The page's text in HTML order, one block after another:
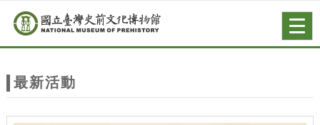
站
主
跳到主要內容
網站導覽
最新活動